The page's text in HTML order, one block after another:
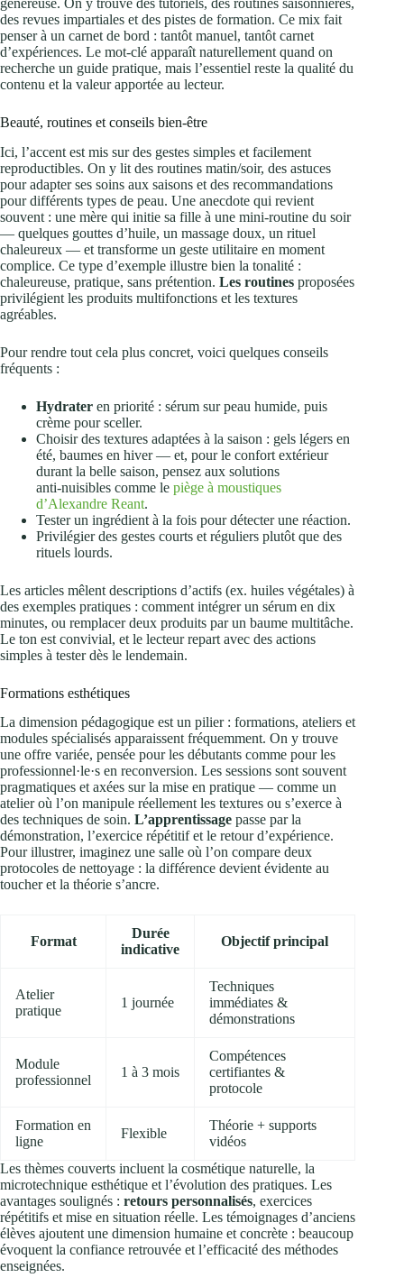
des revues impartiales et des pistes de formation. Ce mix fait
penser à un carnet de bord : tantôt manuel, tantôt carnet
d’expériences. Le mot-clé apparaît naturellement quand on
recherche un guide pratique, mais l’essentiel reste la qualité du
contenu et la valeur apportée au lecteur.
Beauté, routines et conseils bien-être
Ici, l’accent est mis sur des gestes simples et facilement
reproductibles. On y lit des routines matin/soir, des astuces
pour adapter ses soins aux saisons et des recommandations
pour différents types de peau. Une anecdote qui revient
souvent : une mère qui initie sa fille à une mini-routine du soir
— quelques gouttes d’huile, un massage doux, un rituel
chaleureux — et transforme un geste utilitaire en moment
complice. Ce type d’exemple illustre bien la tonalité :
chaleureuse, pratique, sans prétention. Les routines proposées
privilégient les produits multifonctions et les textures
agréables.
Pour rendre tout cela plus concret, voici quelques conseils
fréquents :
Hydrater en priorité : sérum sur peau humide, puis
crème pour sceller.
Choisir des textures adaptées à la saison : gels légers en
été, baumes en hiver — et, pour le confort extérieur
durant la belle saison, pensez aux solutions
anti‑nuisibles comme le piège à moustiques
d’Alexandre Reant.
Tester un ingrédient à la fois pour détecter une réaction.
Privilégier des gestes courts et réguliers plutôt que des
rituels lourds.
Les articles mêlent descriptions d’actifs (ex. huiles végétales) à
des exemples pratiques : comment intégrer un sérum en dix
minutes, ou remplacer deux produits par un baume multitâche.
Le ton est convivial, et le lecteur repart avec des actions
simples à tester dès le lendemain.
Formations esthétiques
La dimension pédagogique est un pilier : formations, ateliers et
modules spécialisés apparaissent fréquemment. On y trouve
une offre variée, pensée pour les débutants comme pour les
professionnel·le·s en reconversion. Les sessions sont souvent
pragmatiques et axées sur la mise en pratique — comme un
atelier où l’on manipule réellement les textures ou s’exerce à
des techniques de soin. L’apprentissage passe par la
démonstration, l’exercice répétitif et le retour d’expérience.
Pour illustrer, imaginez une salle où l’on compare deux
protocoles de nettoyage : la différence devient évidente au
toucher et la théorie s’ancre.
Format
Durée
indicative
Objectif principal
Atelier
pratique
1 journée
Techniques
immédiates &
démonstrations
Module
professionnel
1 à 3 mois
Compétences
certifiantes &
protocole
Formation en
ligne
Flexible
Théorie + supports
vidéos
Les thèmes couverts incluent la cosmétique naturelle, la
microtechnique esthétique et l’évolution des pratiques. Les
avantages soulignés : retours personnalisés, exercices
répétitifs et mise en situation réelle. Les témoignages d’anciens
élèves ajoutent une dimension humaine et concrète : beaucoup
évoquent la confiance retrouvée et l’efficacité des méthodes
enseignées.